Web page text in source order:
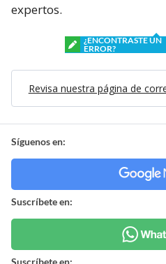
expertos.
¿ENCONTRASTE UN
ERROR?
Revisa nuestra página de
Síguenos en:
Suscríbete en:
Suscríbete en: